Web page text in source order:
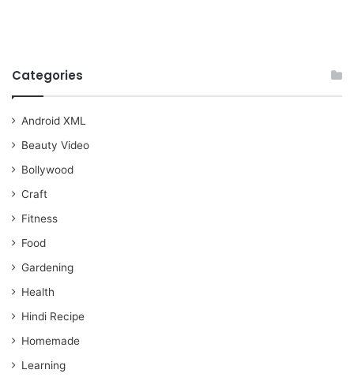
Categories
Android XML
Beauty Video
Bollywood
Craft
Fitness
Food
Gardening
Health
Hindi Recipe
Homemade
Learning